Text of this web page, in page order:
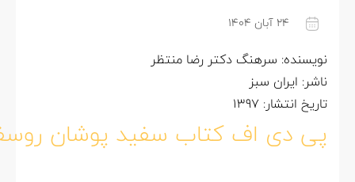
۲۴ آبان ۱۴۰۴
نویسنده: سرهنگ دکتر رضا منتظر
ناشر: ایران سبز
تاریخ انتشار: 1397
پی دی اف کتاب سفید پوشان روسفید